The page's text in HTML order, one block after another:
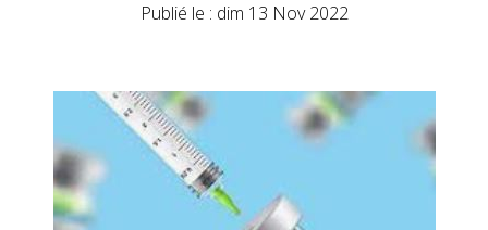
Publié le : dim 13 Nov 2022